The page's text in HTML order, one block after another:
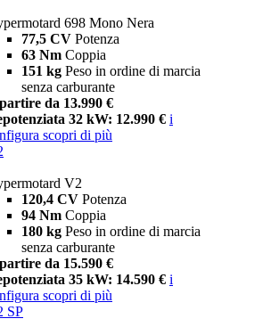
698 Mono Nera
77,5 CV Potenza
63 Nm Coppia
151 kg Peso in ordine di marcia
senza carburante
da 13.990 €
32 kW: 12.990 € i
scopri di più
V2
120,4 CV Potenza
94 Nm Coppia
180 kg Peso in ordine di marcia
senza carburante
da 15.590 €
35 kW: 14.590 € i
scopri di più
SP